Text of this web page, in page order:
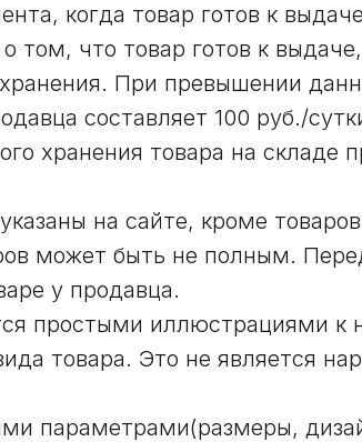
когда товар готов к
том, что товар готов к
При превышении
составляет 100 руб./
хранения товара на складе
на сайте, кроме
может быть не полным.
у продавца.
простыми иллюстрациями к
товара. Это не является
параметрами(размеры,